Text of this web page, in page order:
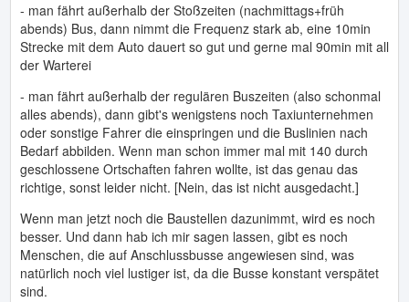
- man fährt außerhalb der Stoßzeiten (nachmittags+früh
abends) Bus, dann nimmt die Frequenz stark ab, eine 10min
Strecke mit dem Auto dauert so gut und gerne mal 90min mit all
der Warterei
- man fährt außerhalb der regulären Buszeiten (also schonmal
alles abends), dann gibt's wenigstens noch Taxiunternehmen
oder sonstige Fahrer die einspringen und die Buslinien nach
Bedarf abbilden. Wenn man schon immer mal mit 140 durch
geschlossene Ortschaften fahren wollte, ist das genau das
richtige, sonst leider nicht. [Nein, das ist nicht ausgedacht.]
Wenn man jetzt noch die Baustellen dazunimmt, wird es noch
besser. Und dann hab ich mir sagen lassen, gibt es noch
Menschen, die auf Anschlussbusse angewiesen sind, was
natürlich noch viel lustiger ist, da die Busse konstant verspätet
sind.